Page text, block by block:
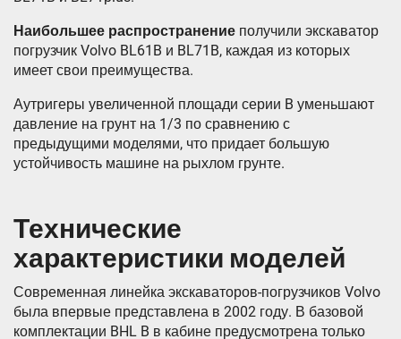
Наибольшее распространение получили экскаватор
погрузчик Volvo BL61B и BL71B, каждая из которых
имеет свои преимущества.
Аутригеры увеличенной площади серии B уменьшают
давление на грунт на 1/3 по сравнению с
предыдущими моделями, что придает большую
устойчивость машине на рыхлом грунте.
Технические
характеристики моделей
Современная линейка экскаваторов-погрузчиков Volvo
была впервые представлена в 2002 году. В базовой
комплектации BHL B в кабине предусмотрена только